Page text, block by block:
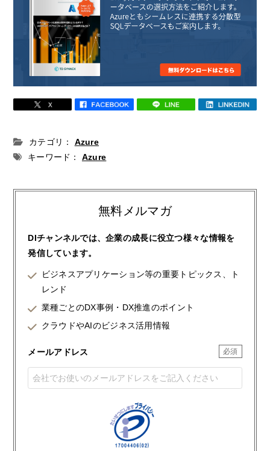
カテゴリ：
Azure
キーワード：
Azure
無料メルマガ
DIチャンネルでは、企業の成長に役立つ様々な情報を
発信しています。
ビジネスアプリケーション等の重要トピックス、ト
レンド
業種ごとのDX事例・DX推進のポイント
クラウドやAIのビジネス活用情報
メールアドレス